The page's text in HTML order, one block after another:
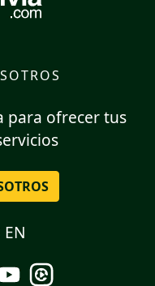
para ofrecer tus